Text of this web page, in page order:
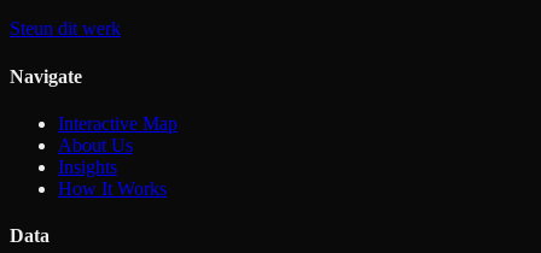
Steun dit werk
Navigate
Interactive Map
About Us
Insights
How It Works
Data